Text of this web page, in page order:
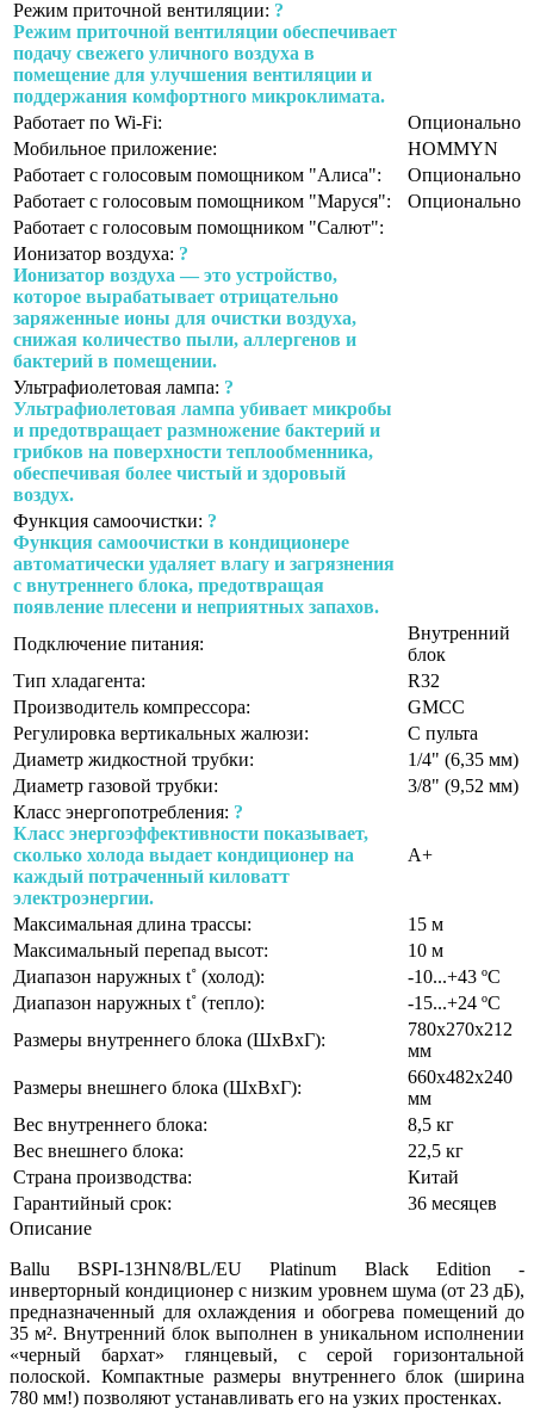
Режим приточной вентиляции: ?
Режим приточной вентиляции обеспечивает
подачу свежего уличного воздуха в
помещение для улучшения вентиляции и
поддержания комфортного микроклимата.
Работает по Wi-Fi:
Опционально
Мобильное приложение:
HOMMYN
Работает с голосовым помощником "Алиса":
Опционально
Работает с голосовым помощником "Маруся":
Опционально
Работает с голосовым помощником "Салют":
Ионизатор воздуха: ?
Ионизатор воздуха — это устройство,
которое вырабатывает отрицательно
заряженные ионы для очистки воздуха,
снижая количество пыли, аллергенов и
бактерий в помещении.
Ультрафиолетовая лампа: ?
Ультрафиолетовая лампа убивает микробы
и предотвращает размножение бактерий и
грибков на поверхности теплообменника,
обеспечивая более чистый и здоровый
воздух.
Функция самоочистки: ?
Функция самоочистки в кондиционере
автоматически удаляет влагу и загрязнения
с внутреннего блока, предотвращая
появление плесени и неприятных запахов.
Подключение питания:
Внутренний
блок
Тип хладагента:
R32
Производитель компрессора:
GMCC
Регулировка вертикальных жалюзи:
С пульта
Диаметр жидкостной трубки:
1/4" (6,35 мм)
Диаметр газовой трубки:
3/8" (9,52 мм)
Класс энергопотребления: ?
Класс энергоэффективности показывает,
сколько холода выдает кондиционер на
каждый потраченный киловатт
электроэнергии.
A+
Максимальная длина трассы:
15 м
Максимальный перепад высот:
10 м
Диапазон наружных t˚ (холод):
-10...+43 ºС
Диапазон наружных t˚ (тепло):
-15...+24 ºС
Размеры внутреннего блока (ШхВхГ):
780х270х212
мм
Размеры внешнего блока (ШхВхГ):
660х482х240
мм
Вес внутреннего блока:
8,5 кг
Вес внешнего блока:
22,5 кг
Страна производства:
Китай
Гарантийный срок:
36 месяцев
Описание
Ballu BSPI-13HN8/BL/EU Platinum Black Edition -
инверторный кондиционер с низким уровнем шума (от 23 дБ),
предназначенный для охлаждения и обогрева помещений до
35 м². Внутренний блок выполнен в уникальном исполнении
«черный бархат» глянцевый, с серой горизонтальной
полоской. Компактные размеры внутреннего блок (ширина
780 мм!) позволяют устанавливать его на узких простенках.